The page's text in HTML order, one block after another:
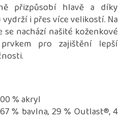
přizpůsobí hlavě a díky
i přes více velikostí. Na
nachází našité koženkové
pro zajištění lepší
% akryl
% bavlna, 29 % Outlast®, 4